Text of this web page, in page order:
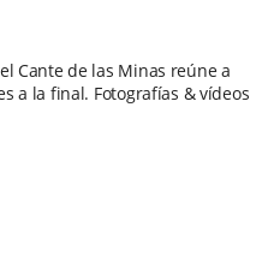
Cante de las Minas reúne a
a la final. Fotografías & vídeos